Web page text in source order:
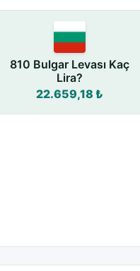
810 Bulgar Levası Kaç
Lira?
22.659,18 ₺